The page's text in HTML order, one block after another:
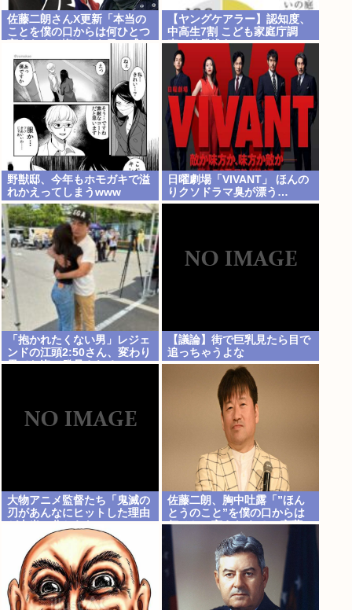
佐藤二朗さんX更新「本当の
ことを僕の口からは何ひとつ
言えなくて悔しさを日々感じ
てます」
【ヤングケアラー】認知度、
中高生7割 こども家庭庁調
査、啓発進む
野獣邸、今年もホモガキで溢
れかえってしまうwww
日曜劇場「VIVANT」 ほんの
りクソドラマ臭が漂う…
「抱かれたくない男」レジェ
ンドの江頭2:50さん、変わり
果てた姿で発見される
【議論】街で巨乳見たら目で
追っちゃうよな
大物アニメ監督たち「鬼滅の
刃があんなにヒットした理由
が本当に分からない…」
佐藤二朗、胸中吐露「”ほん
とうのこと”を僕の口からは
何ひとつ言えなくて… 言葉に
できぬ悔しさを日々感じてお
ります」